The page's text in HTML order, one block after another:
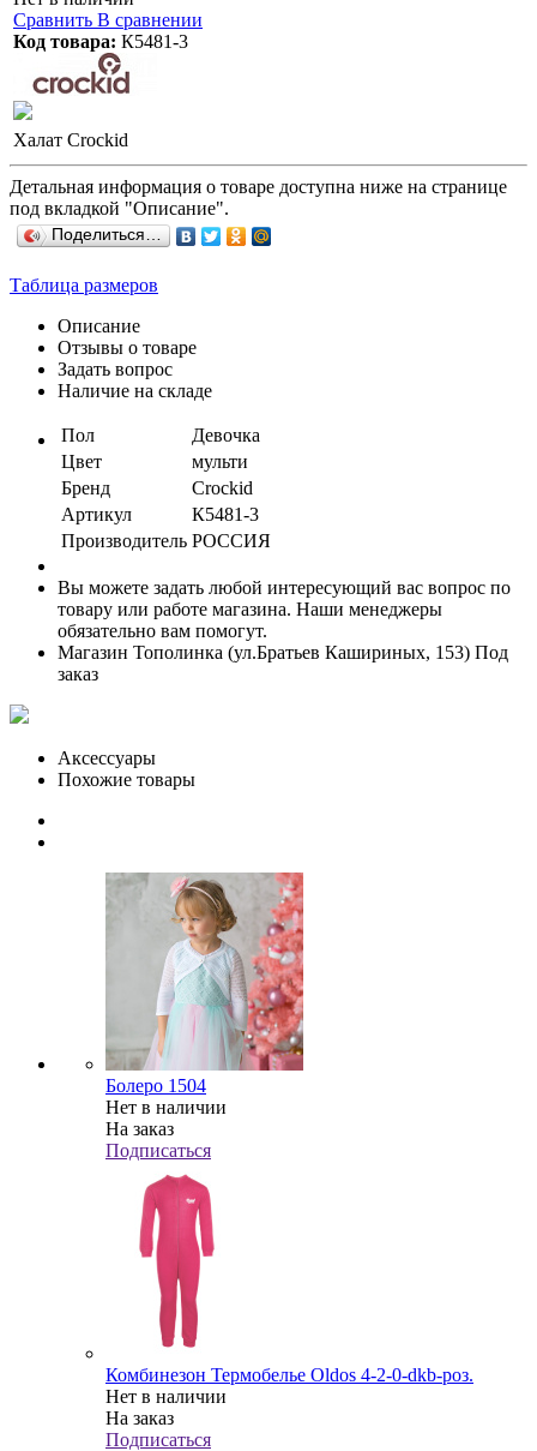
Сравнить В сравнении
Код товара: К5481-3
Халат Crockid
Детальная информация о товаре доступна ниже на странице
под вкладкой "Описание".
Поделиться…
Таблица размеров
Описание
Отзывы о товаре
Задать вопрос
Наличие на складе
Пол
Девочка
Цвет
мульти
Бренд
Crockid
Артикул
К5481-3
Производитель РОССИЯ
Вы можете задать любой интересующий вас вопрос по
товару или работе магазина. Наши менеджеры
обязательно вам помогут.
Магазин Тополинка (ул.Братьев Кашириных, 153) Под
заказ
Аксессуары
Похожие товары
Болеро 1504
Нет в наличии
На заказ
Подписаться
Комбинезон Термобелье Oldos 4-2-0-dkb-роз.
Нет в наличии
На заказ
Подписаться